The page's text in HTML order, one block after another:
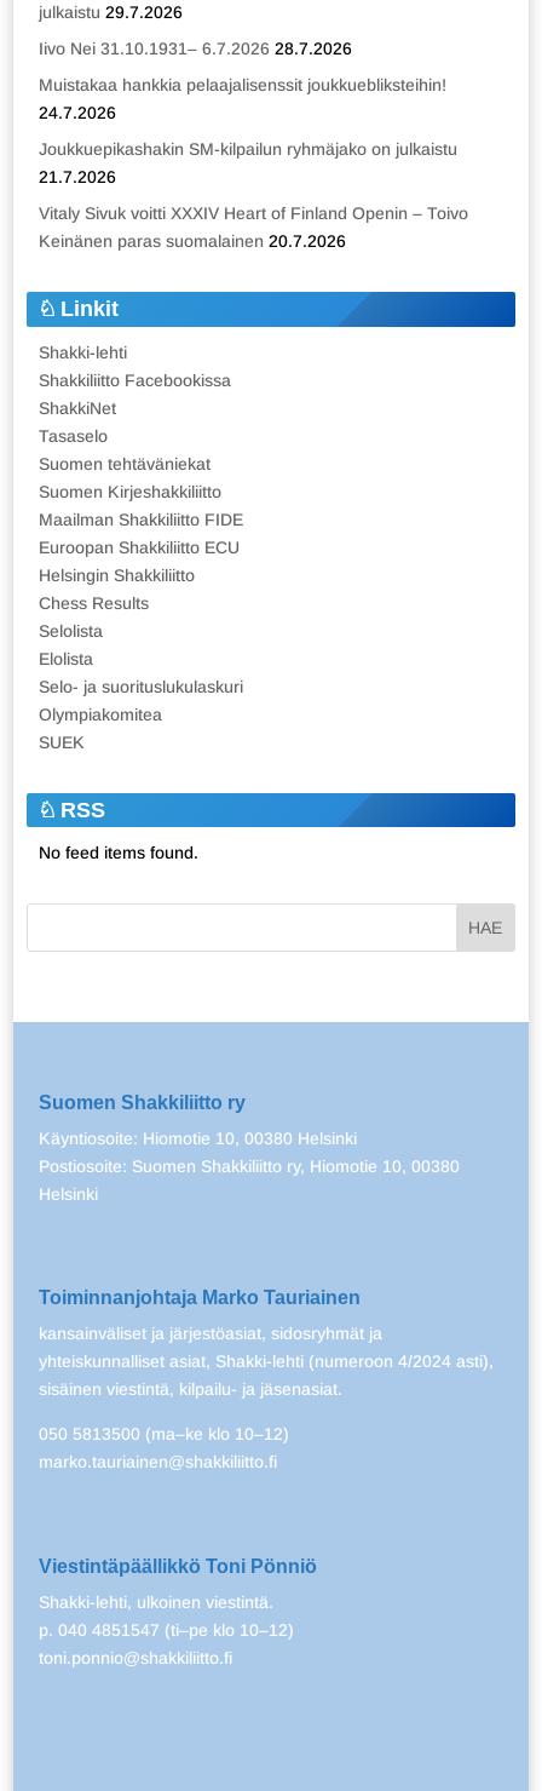
julkaistu 29.7.2026
Iivo Nei 31.10.1931– 6.7.2026 28.7.2026
Muistakaa hankkia pelaajalisenssit joukkuebliksteihin!
24.7.2026
Joukkuepikashakin SM-kilpailun ryhmäjako on julkaistu
21.7.2026
Vitaly Sivuk voitti XXXIV Heart of Finland Openin – Toivo
Keinänen paras suomalainen 20.7.2026
Linkit
Shakki-lehti
Shakkiliitto Facebookissa
ShakkiNet
Tasaselo
Suomen tehtäväniekat
Suomen Kirjeshakkiliitto
Maailman Shakkiliitto FIDE
Euroopan Shakkiliitto ECU
Helsingin Shakkiliitto
Chess Results
Selolista
Elolista
Selo- ja suorituslukulaskuri
Olympiakomitea
SUEK
RSS
No feed items found.
Suomen Shakkiliitto ry
Käyntiosoite: Hiomotie 10, 00380 Helsinki
Postiosoite: Suomen Shakkiliitto ry, Hiomotie 10, 00380
Helsinki
Toiminnanjohtaja Marko Tauriainen
kansainväliset ja järjestöasiat, sidosryhmät ja
yhteiskunnalliset asiat, Shakki-lehti (numeroon 4/2024 asti),
sisäinen viestintä, kilpailu- ja jäsenasiat.
050 5813500 (ma–ke klo 10–12)
marko.tauriainen@shakkiliitto.fi
Viestintäpäällikkö Toni Pönniö
Shakki-lehti, ulkoinen viestintä.
p. 040 4851547 (ti–pe klo 10–12)
toni.ponnio@shakkiliitto.fi